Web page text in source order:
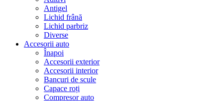
Antigel
Lichid frână
Lichid parbriz
Diverse
Accesorii auto
Înapoi
Accesorii exterior
Accesorii interior
Bancuri de scule
Capace roți
Compresor auto